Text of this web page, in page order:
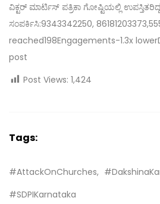
ವಿಕ್ಟರ್ ಮಾರ್ಟಿಸ್ ಪತ್ರಿಕಾ ಗೋಷ್ಟಿಯಲ್ಲಿ
ಸಂಪರ್ಕಿಸಿ:9343342250, 8618120337
reached198Engagements-1.3x
post
Post Views: 1,424
Tags:
#AttackOnChurches
#SDPIKarnataka